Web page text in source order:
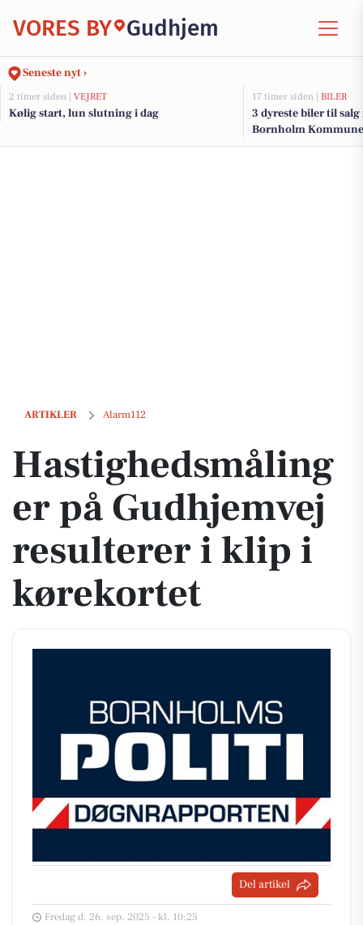
VORES BY Gudhjem
Seneste nyt ›
2 timer siden | VEJRET
Kølig start, lun slutning i dag
17 timer siden | BILER
3 dyreste biler til
Bornholm Kommune
ARTIKLER Alarm112
Hastighedsmålinger på Gudhjemvej resulterer i klip i kørekortet
Hastighedsmåling
er på Gudhjemvej
resulterer i klip i
kørekortet
Del artikel
Fredag d. 26. sep. 2025 - kl. 10:25